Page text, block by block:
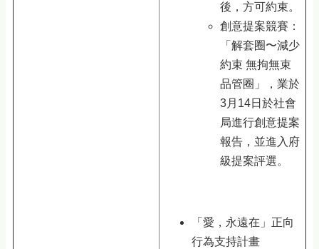
後，方可約束。
創意提案競賽：
「解套圈〜減少
約束 無拘無束
品管圈」，業於
3月14日於社會
局進行創意提案
報告，並進入府
級提案評選。
「愛，永遠在」正向
行為支持計畫